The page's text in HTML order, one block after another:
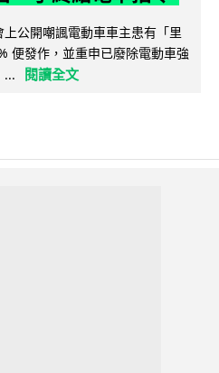
公開嘲諷電動車車主患有「里
便發作，並重申已廢除電動車強
...
閱讀全文